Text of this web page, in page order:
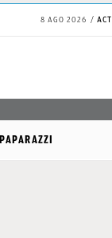
8 AGO 2026
PAPARAZZI